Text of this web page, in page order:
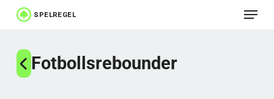
Hoppa
huvudinnehåll
Meny
Fotbollsrebounder